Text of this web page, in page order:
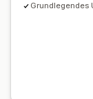
Grundlegendes